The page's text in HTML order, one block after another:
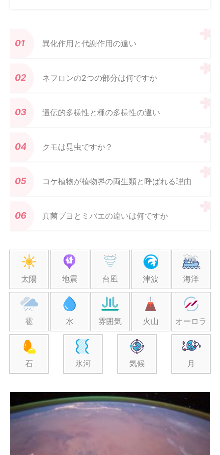
異化作用と代謝作用の違い
ネフロンの2つの部分は何ですか
遺伝的多様性と種の多様性の違い
クモは昆虫ですか？
コケ植物が植物界の両生類と呼ばれる理由
真菌ブヨとミバエの違いは何ですか
太陽 地震 台風 津波 海洋
雹 水 雰囲気 火山 オーロラ
石 氷河 気候 月